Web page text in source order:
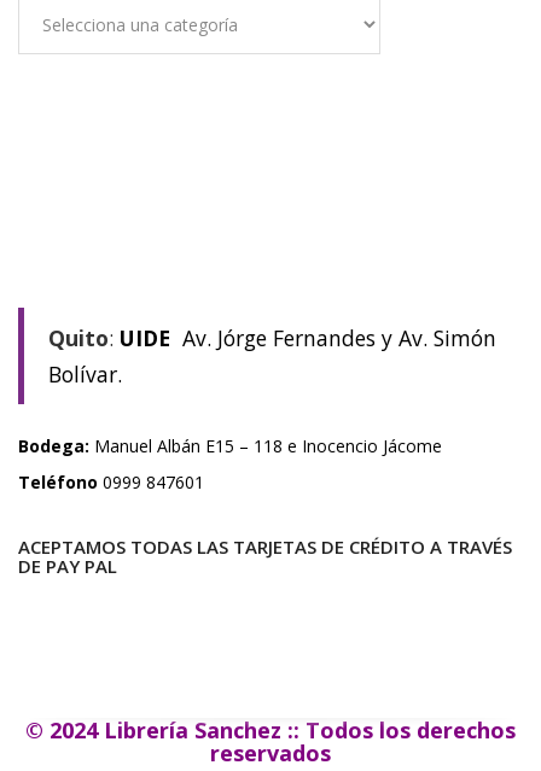
Quito: UIDE Av. Jórge Fernandes y Av. Simón
Bolívar.
Bodega: Manuel Albán E15 – 118 e Inocencio Jácome
Teléfono 0999 847601
ACEPTAMOS TODAS LAS TARJETAS DE CRÉDITO A TRAVÉS
DE PAY PAL
© 2024 Librería Sanchez :: Todos los derechos
reservados